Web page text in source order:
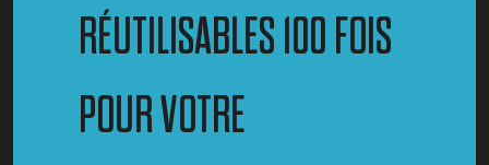
RÉUTILISABLES 100 FOIS
POUR VOTRE